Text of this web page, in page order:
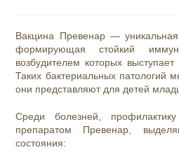
Вакцина Превенар —
формирующая стойкий
возбудителем которых
Таких бактериальных патологий
они представляют для детей
Среди болезней,
препаратом Превенар,
состояния: